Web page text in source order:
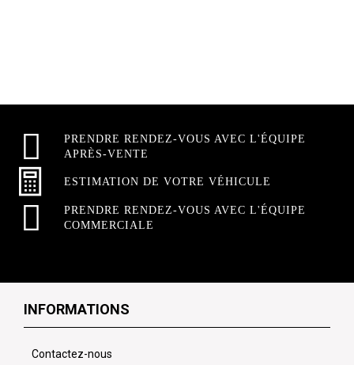
PRENDRE RENDEZ-VOUS AVEC L'ÉQUIPE
APRÈS-VENTE
ESTIMATION DE VOTRE VÉHICULE
PRENDRE RENDEZ-VOUS AVEC L'ÉQUIPE
COMMERCIALE
INFORMATIONS
Contactez-nous